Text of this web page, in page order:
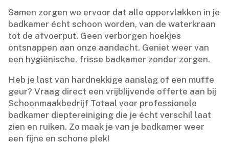
Samen zorgen we ervoor dat alle oppervlakken in je
badkamer écht schoon worden, van de waterkraan
tot de afvoerput.​ Geen verborgen hoekjes
ontsnappen aan onze aandacht.​ Geniet weer van
een hygiënische, frisse badkamer zonder zorgen.​
Heb je last van hardnekkige aanslag of een muffe
geur? Vraag direct een vrijblijvende offerte aan bij
Schoonmaakbedrijf Totaal voor professionele
badkamer dieptereiniging die je écht verschil laat
zien en ruiken.​ Zo maak je van je badkamer weer
een fijne en schone plek!